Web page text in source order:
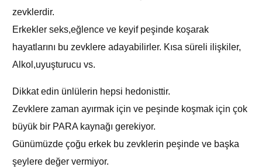
zevklerdir.
Erkekler seks,eğlence ve keyif peşinde koşarak
hayatlarını bu zevklere adayabilirler. Kısa süreli ilişkiler,
Alkol,uyuşturucu vs.
Dikkat edin ünlülerin hepsi hedonisttir.
Zevklere zaman ayırmak için ve peşinde koşmak için çok
büyük bir PARA kaynağı gerekiyor.
Günümüzde çoğu erkek bu zevklerin peşinde ve başka
şeylere değer vermiyor.